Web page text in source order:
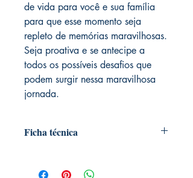
de vida para você e sua família
para que esse momento seja
repleto de memórias maravilhosas.
Seja proativa e se antecipe a
todos os possíveis desafios que
podem surgir nessa maravilhosa
jornada.
Ficha técnica
Danielle Mattioly